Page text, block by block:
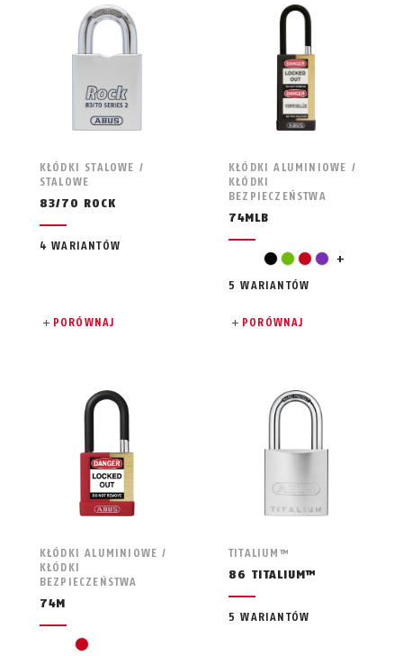
KŁÓDKI STALOWE /
STALOWE
83/70 ROCK
4 WARIANTÓW
PORÓWNAJ
KŁÓDKI ALUMINIOWE /
KŁÓDKI
BEZPIECZEŃSTWA
74MLB
czarny
zielony
czerwony
fiolet
żółty +
5 WARIANTÓW
PORÓWNAJ
KŁÓDKI ALUMINIOWE /
KŁÓDKI
BEZPIECZEŃSTWA
74M
czerwony
TITALIUM™
86 TITALIUM™
5 WARIANTÓW